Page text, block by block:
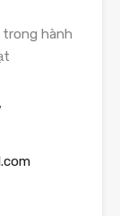
trong hành